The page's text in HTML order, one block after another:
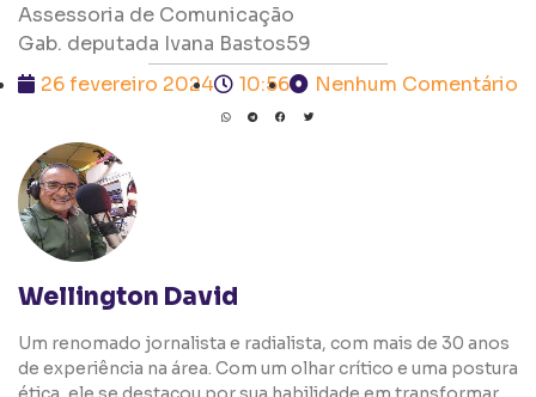
Assessoria de Comunicação
Gab. deputada Ivana Bastos59
26 fevereiro 2024
10:56 Nenhum Comentário
Wellington David
Um renomado jornalista e radialista, com mais de 30 anos
de experiência na área. Com um olhar crítico e uma postura